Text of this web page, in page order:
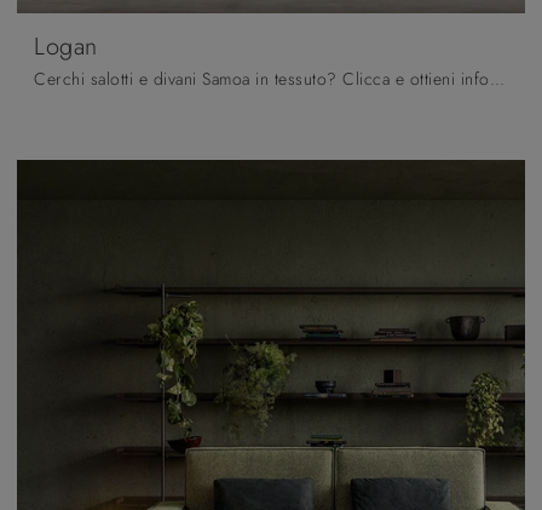
Logan
Cerchi salotti e divani Samoa in tessuto? Clicca e ottieni informazioni sul modello Logan per spazi moderni.